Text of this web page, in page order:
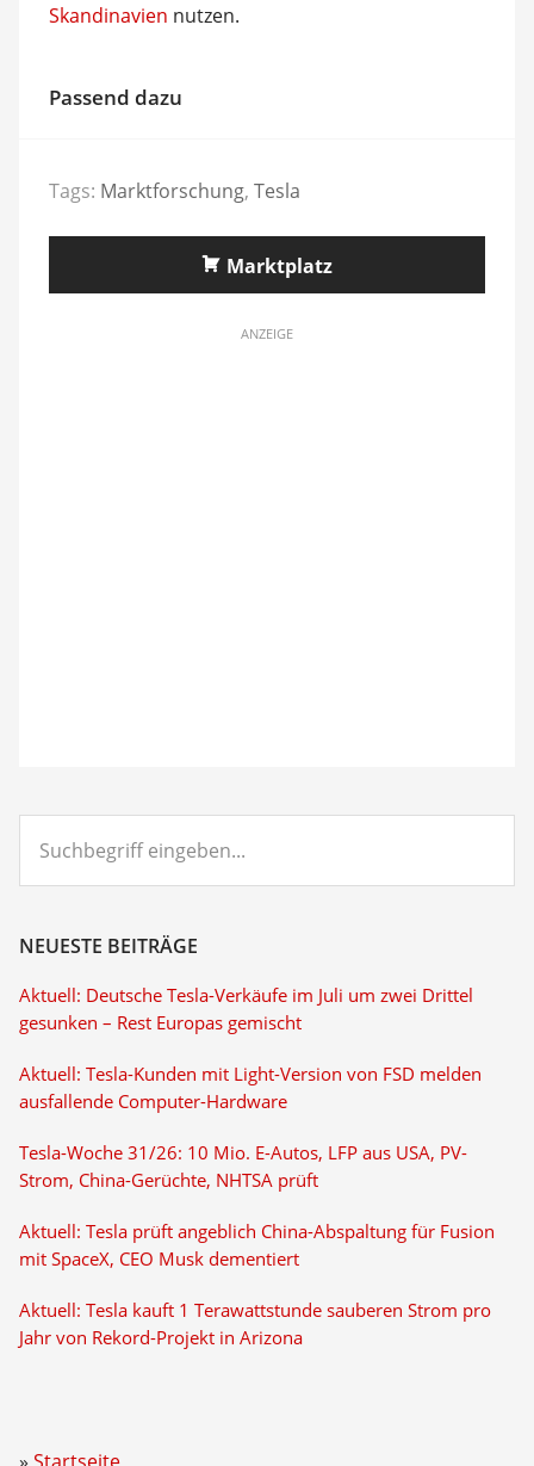
Skandinavien nutzen.
Passend dazu
Tags: Marktforschung, Tesla
Marktplatz
ANZEIGE
eingeben...
NEUESTE BEITRÄGE
Aktuell: Deutsche Tesla-Verkäufe im Juli um zwei Drittel
gesunken – Rest Europas gemischt
Aktuell: Tesla-Kunden mit Light-Version von FSD melden
ausfallende Computer-Hardware
Tesla-Woche 31/26: 10 Mio. E-Autos, LFP aus USA, PV-
Strom, China-Gerüchte, NHTSA prüft
Aktuell: Tesla prüft angeblich China-Abspaltung für Fusion
mit SpaceX, CEO Musk dementiert
Aktuell: Tesla kauft 1 Terawattstunde sauberen Strom pro
Jahr von Rekord-Projekt in Arizona